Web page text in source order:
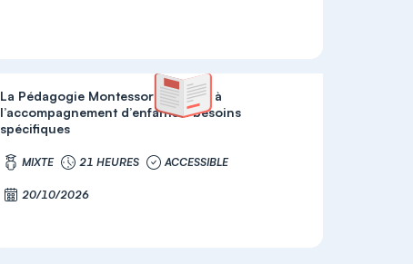
La Pédagogie Montessori adaptée à
l’accompagnement d’enfants à besoins
spécifiques
MIXTE 21 HEURES ACCESSIBLE
20/10/2026